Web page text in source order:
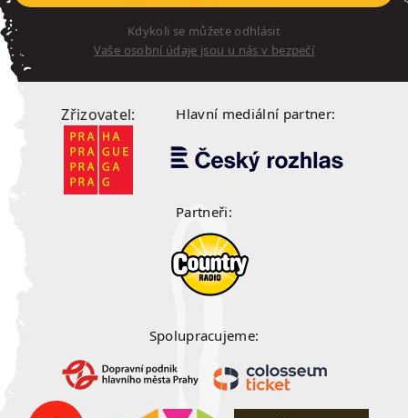
Kdykoli se můžete odhlásit
Vaše osobní údaje jsou u nás v bezpečí
Zřizovatel: Hlavní mediální partner:
Partneři:
Spolupracujeme: